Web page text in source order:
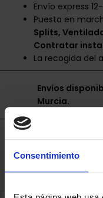
Consentimiento
Envío express
Puesta en
Splits,
Contratar
La recogida del
Envíos
Murcia.
Financia a
+ info
Date un